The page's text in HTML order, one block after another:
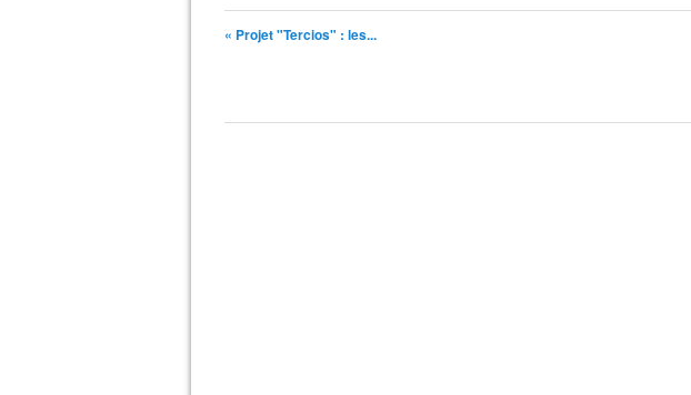
« Projet "Tercios" : les...